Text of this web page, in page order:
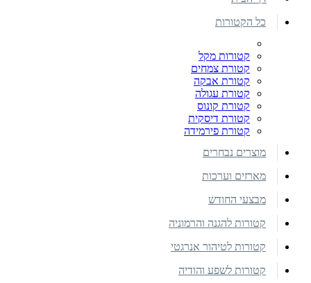
כל הקטורות
קטורות מקל
קטורת צמחים
קטורת אבקה
קטורת עגולה
קטורת קונוס
קטורת דיסקית
קטורת פירמידה
מוצרים נבחרים
מארזים וערכות
מבצעי החודש
קטורות להגנה והרמוניה
קטורות לטיהור אנרגטי
קטורות לשפע והודיה